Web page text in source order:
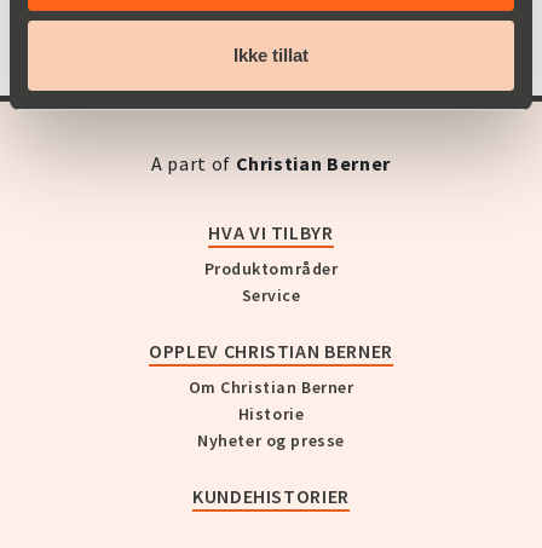
Ikke tillat
A part of Christian Berner
HVA VI TILBYR
Produktområder
Service
OPPLEV CHRISTIAN BERNER
Om Christian Berner
Historie
Nyheter og presse
KUNDEHISTORIER